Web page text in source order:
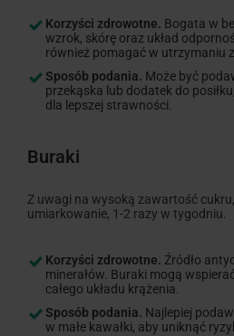
Korzyści zdrowotne. Bogata w
wzrok, skórę oraz układ
również pomagać w utrzymaniu
Sposób podania. Może być
przekąska lub dodatek do
dla lepszej strawności.
Buraki
Z uwagi na wysoką zawartość
umiarkowanie, 1-2 razy w tygodniu.
Korzyści zdrowotne. Źródło
minerałów. Buraki mogą
całego układu krążenia.
Sposób podania. Najlepiej
w małe kawałki, aby uniknąć